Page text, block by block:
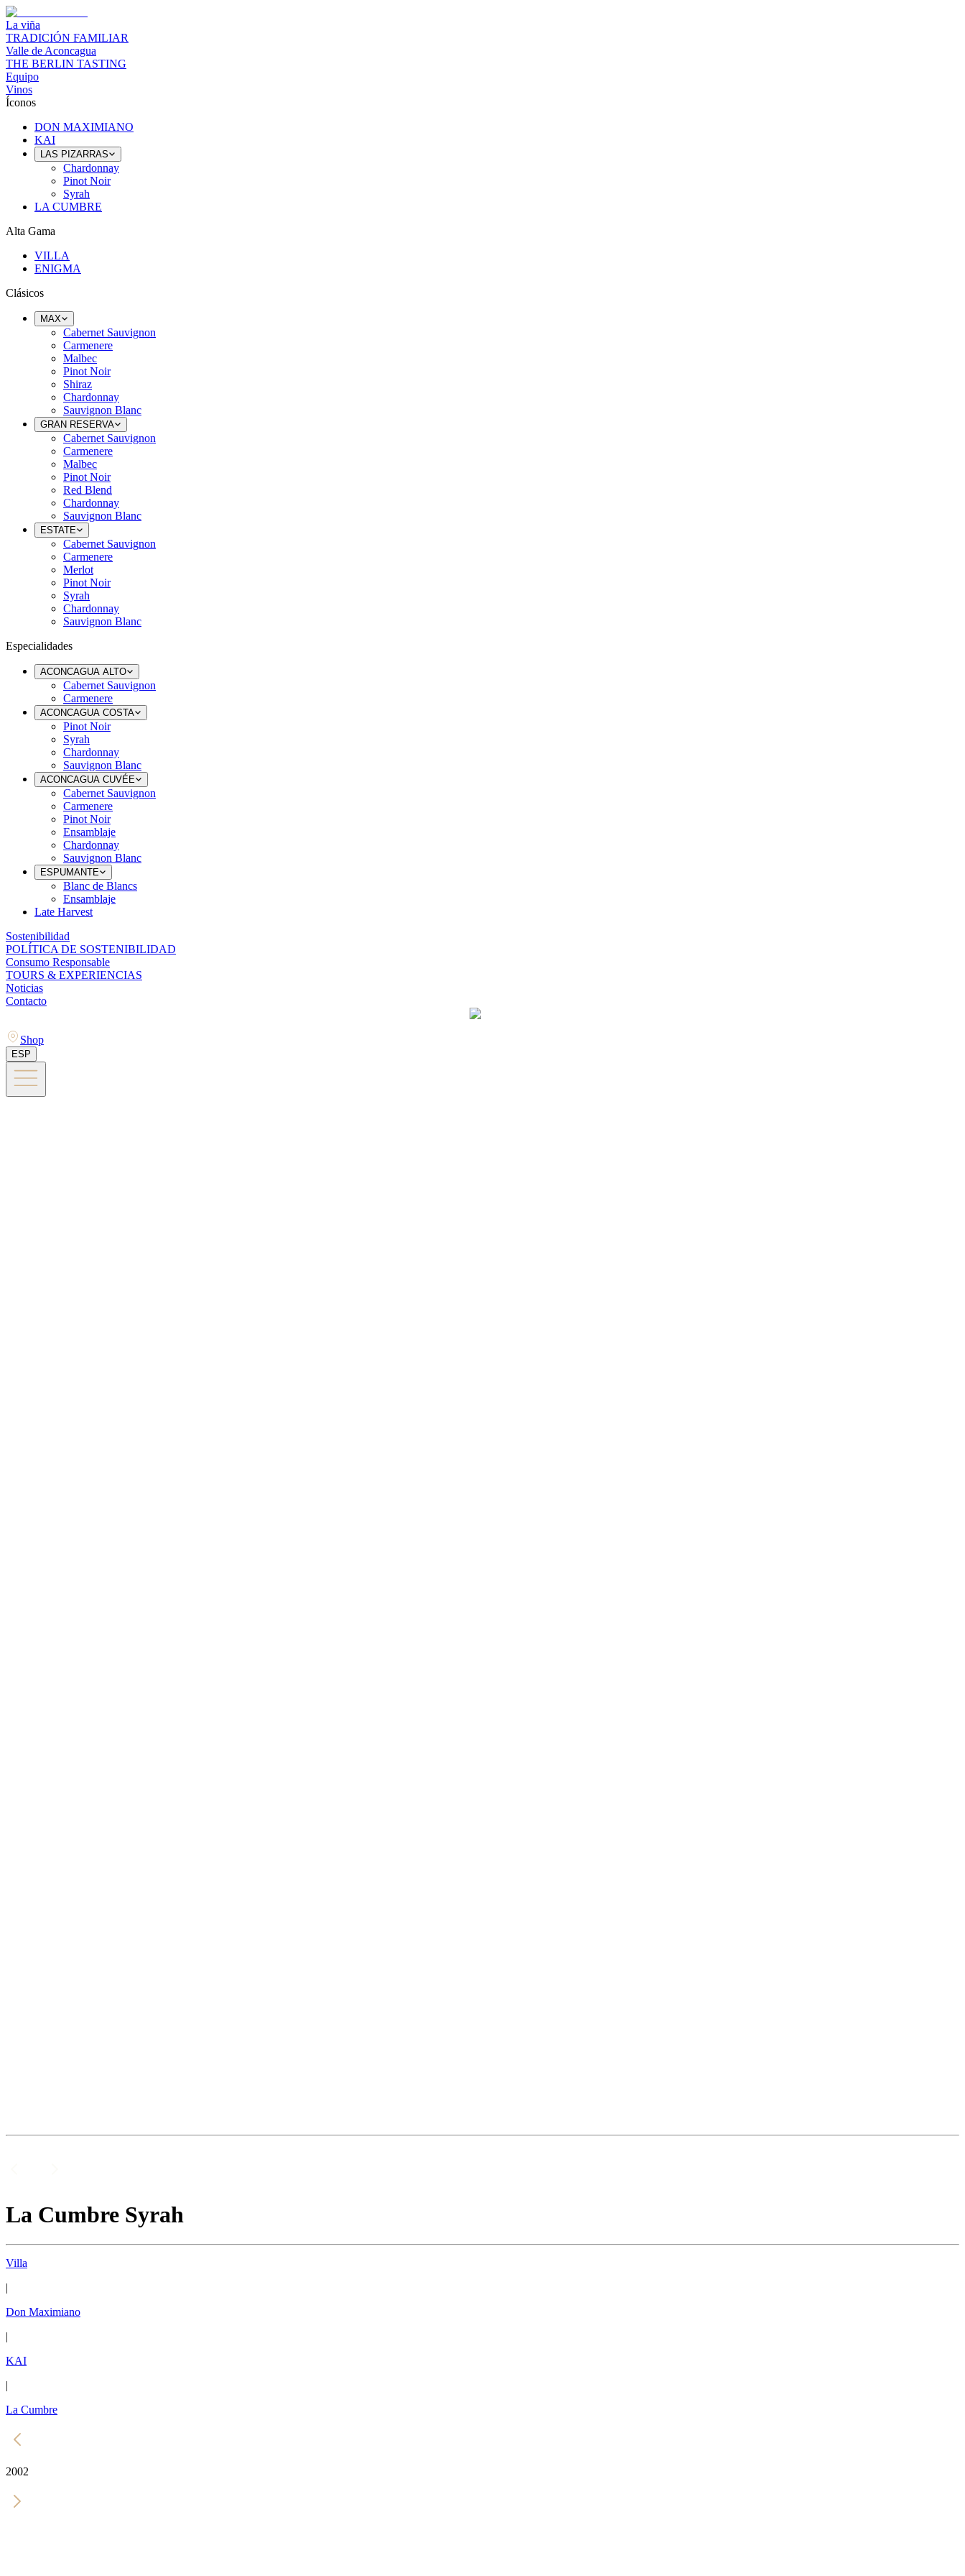
La viña
TRADICIÓN FAMILIAR
Valle de Aconcagua
THE BERLIN TASTING
Equipo
Vinos
Íconos
DON MAXIMIANO
KAI
LAS PIZARRAS
Chardonnay
Pinot Noir
Syrah
LA CUMBRE
Alta Gama
VILLA
ENIGMA
Clásicos
MAX
Cabernet Sauvignon
Carmenere
Malbec
Pinot Noir
Shiraz
Chardonnay
Sauvignon Blanc
GRAN RESERVA
Cabernet Sauvignon
Carmenere
Malbec
Pinot Noir
Red Blend
Chardonnay
Sauvignon Blanc
ESTATE
Cabernet Sauvignon
Carmenere
Merlot
Pinot Noir
Syrah
Chardonnay
Sauvignon Blanc
Especialidades
ACONCAGUA ALTO
Cabernet Sauvignon
Carmenere
ACONCAGUA COSTA
Pinot Noir
Syrah
Chardonnay
Sauvignon Blanc
ACONCAGUA CUVÉE
Cabernet Sauvignon
Carmenere
Pinot Noir
Ensamblaje
Chardonnay
Sauvignon Blanc
ESPUMANTE
Blanc de Blancs
Ensamblaje
Late Harvest
Sostenibilidad
POLÍTICA DE SOSTENIBILIDAD
Consumo Responsable
TOURS & EXPERIENCIAS
Noticias
Contacto
Shop
ESP
La Cumbre Syrah
Villa
|
Don Maximiano
|
KAI
|
La Cumbre
2002